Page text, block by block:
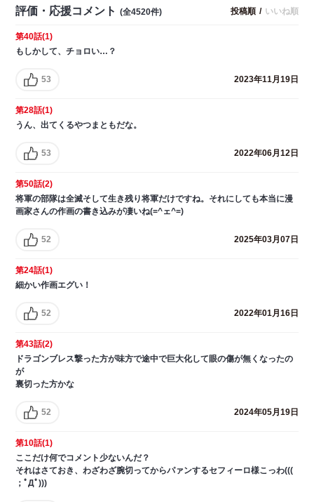
評価・応援コメント (全4520件) 投稿順 / いいね順
第40話(1)
もしかして、チョロい…？
53 2023年11月19日
第28話(1)
うん、出てくるやつまともだな。
53 2022年06月12日
第50話(2)
将軍の部隊は全滅そして生き残り将軍だけですね。それにしても本当に漫
画家さんの作画の書き込みが凄いね(=^ェ^=)
52 2025年03月07日
第24話(1)
細かい作画エグい！
52 2022年01月16日
第43話(2)
ドラゴンブレス撃った方が味方で途中で巨大化して眼の傷が無くなったの
が
裏切った方かな
52 2024年05月19日
第10話(1)
ここだけ何でコメント少ないんだ？
それはさておき、わざわざ腕切ってからパァンするセフィーロ様こっわ(((
；ﾟДﾟ)))